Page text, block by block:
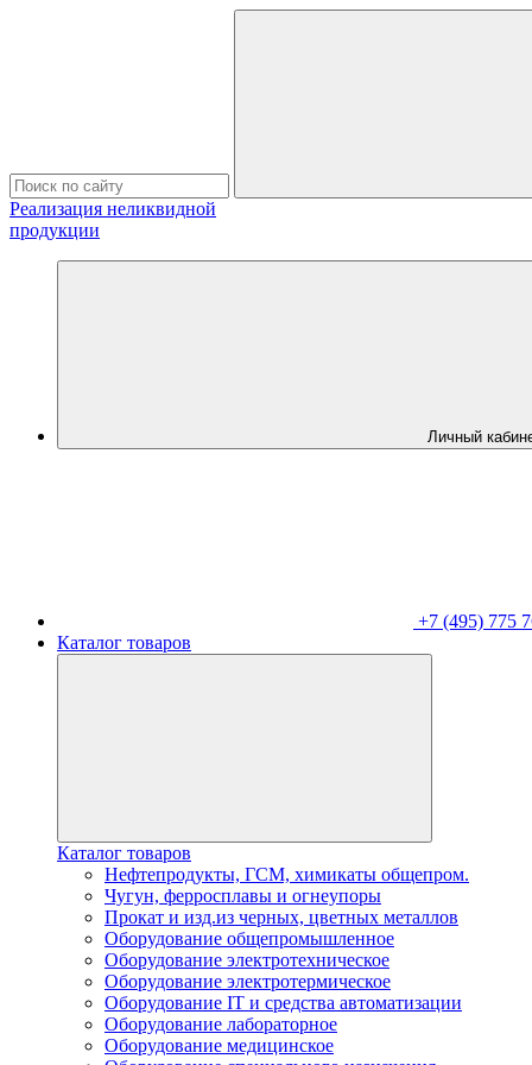
Реализация неликвидной
продукции
Личный
+7 (495) 775
Каталог товаров
Каталог товаров
Нефтепродукты, ГСМ, химикаты общепром.
Чугун, ферросплавы и огнеупоры
Прокат и изд.из черных, цветных металлов
Оборудование общепромышленное
Оборудование электротехническое
Оборудование электротермическое
Оборудование IT и средства автоматизации
Оборудование лабораторное
Оборудование медицинское